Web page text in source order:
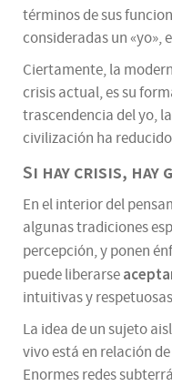
términos de sus
consideradas un «yo»,
Ciertamente, la
crisis actual, es su
trascendencia del yo,
civilización ha
Si hay crisis, hay
En el interior del
algunas tradiciones
percepción, y ponen
puede liberarse
intuitivas y
La idea de un sujeto
vivo está en relación
Enormes redes